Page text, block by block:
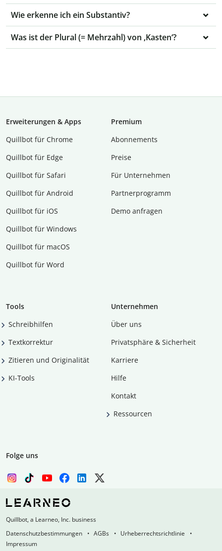
Wie erkenne ich ein Substantiv?
Was ist der Plural (= Mehrzahl) von ‚Kasten‘?
Erweiterungen & Apps
Quillbot für Chrome
Quillbot für Edge
Quillbot für Safari
Quillbot für Android
Quillbot für iOS
Quillbot für Windows
Quillbot für macOS
Quillbot für Word
Premium
Abon­ne­ments
Preise
Für Unternehmen
Partnerprogramm
Demo anfragen
Tools
Schreibhilfen
Textkorrektur
Zitieren und Originalität
KI-Tools
Unternehmen
Über uns
Privatsphäre & Sicherheit
Karriere
Hilfe
Kontakt
Ressourcen
Folge uns
Quillbot, a Learneo, Inc. business
Datenschutzbestimmungen
AGBs
Urheberrechtsrichtlinie
Impressum